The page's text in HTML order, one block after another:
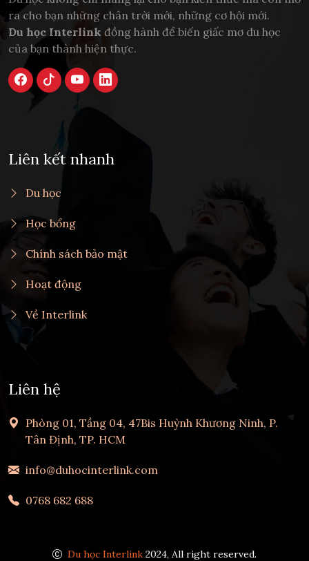
ra cho bạn những chân trời mới, những cơ hội mới.
Du học Interlink đồng hành để biến giấc mơ du học
của bạn thành hiện thực.
Liên kết nhanh
Du học
Học bổng
Chính sách bảo mật
Hoạt động
Về Interlink
Liên hệ
Phòng 01, Tầng 04, 47Bis Huỳnh Khương Ninh, P.
Tân Định, TP. HCM
info@duhocinterlink.com
0768 682 688
Du học Interlink 2024, All right reserved.